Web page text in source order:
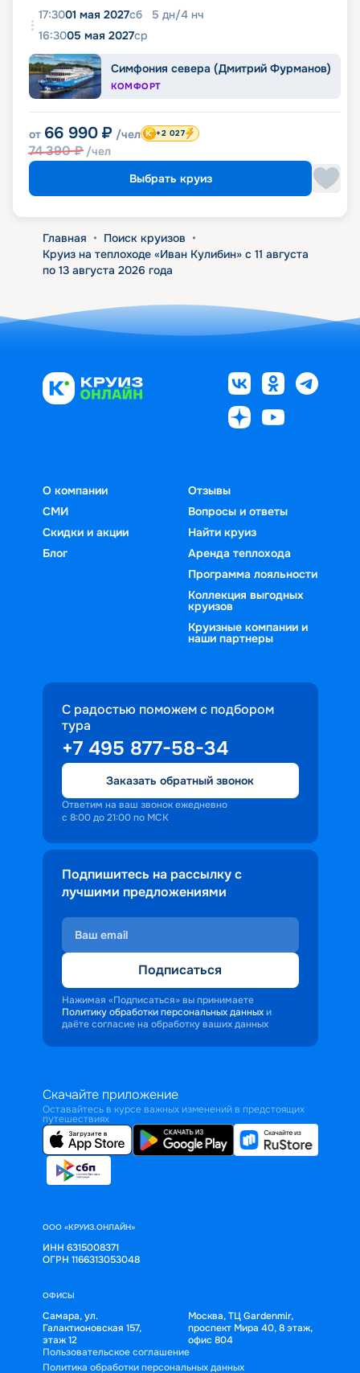
17:3001 мая 2027сб 5 дн/4 нч
16:3005 мая 2027ср
Симфония севера (Дмитрий Фурманов)
КОМФОРТ
от 66 990 ₽ /чел
74 390₽ /чел
+2 027
Выбрать круиз
Главная • Поиск круизов •
Круиз на теплоходе «Иван Кулибин» с 11 августа
по 13 августа 2026 года
О компании
СМИ
Скидки и акции
Блог
Отзывы
Вопросы и ответы
Найти круиз
Аренда теплохода
Программа лояльности
Коллекция выгодных
круизов
Круизные компании и
наши партнеры
С радостью поможем с подбором
тура
+7 495 877-58-34
Заказать обратный звонок
Ответим на ваш звонок ежедневно
с 8:00 до 21:00 по МСК
Подпишитесь на рассылку с
лучшими предложениями
Подписаться
Нажимая «Подписаться» вы принимаете
Политику обработки персональных данных и
даёте согласие на обработку ваших данных
Скачайте приложение
Оставайтесь в курсе важных изменений в предстоящих
путешествиях
ООО «КРУИЗ.ОНЛАЙН»
ИНН 6315008371
ОГРН 1166313053048
ОФИСЫ
Самара, ул.
Галактионовская 157,
этаж 12
Москва, ТЦ Gardenmir,
проспект Мира 40, 8 этаж,
офис 804
Пользовательское соглашение
Политика обработки персональных данных